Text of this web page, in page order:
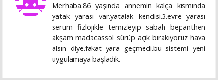
Merhaba.86 yaşında annemin kalça kısmında
yatak yarası var.yatalak kendisi.3.evre yarası
serum fizlojikle temizleyip sabah bepanthen
akşam madacassol sürüp açık bırakıyoruz hava
alsın diye.fakat yara geçmedi.bu sistemi yeni
uygulamaya başladık.